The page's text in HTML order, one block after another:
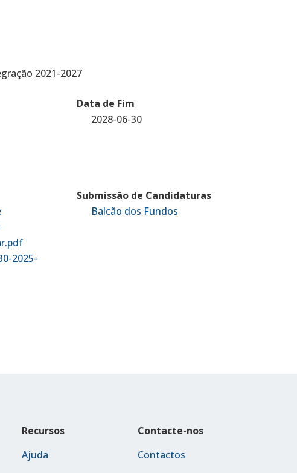
2021-2027
Data de Fim
2028-06-30
2025-
Submissão de Candidaturas
Balcão dos Fundos
Recursos
Ajuda
Contacte-nos
Contactos